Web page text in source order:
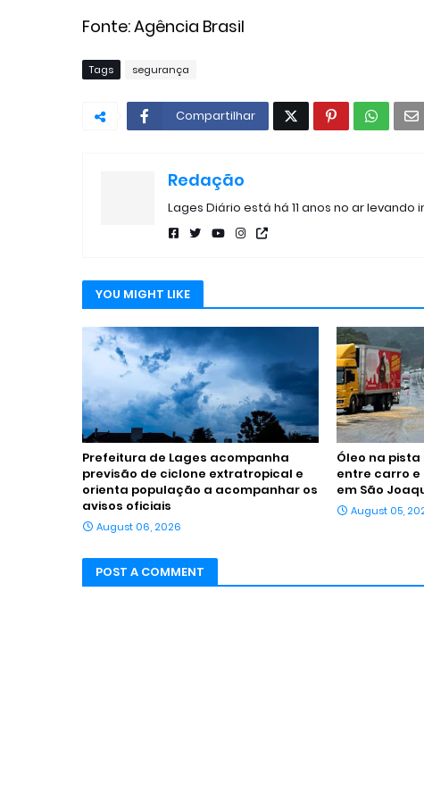
Fonte: Agência Brasil
Tags segurança
Compartilhar
Redação
Lages Diário está há 11 anos no ar
YOU MIGHT LIKE
Prefeitura de Lages acompanha
previsão de ciclone extratropical e
orienta população a acompanhar os
avisos oficiais
August 06, 2026
Óleo na
entre carro e
em São
August 05,
POST A COMMENT